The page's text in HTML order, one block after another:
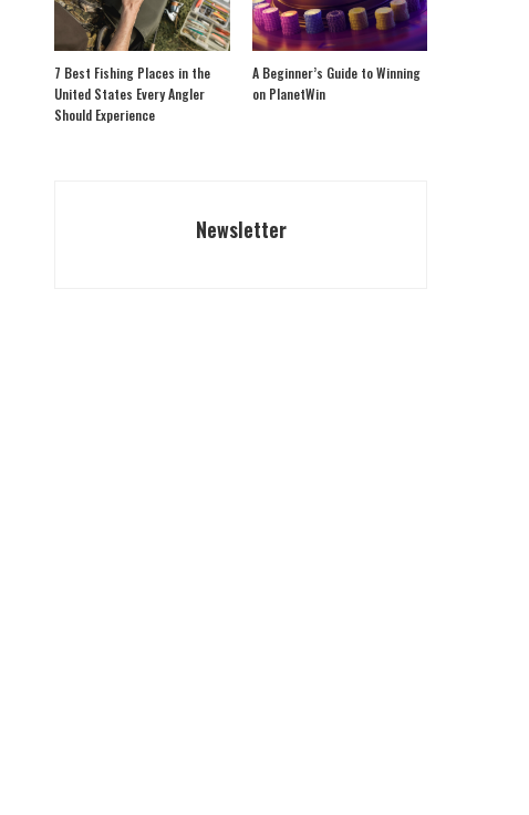
7 Best Fishing Places in the
United States Every Angler
Should Experience
A Beginner’s Guide to Winning
on PlanetWin
Newsletter